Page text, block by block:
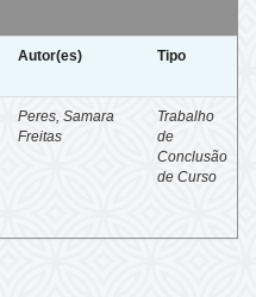
Autor(es) Tipo
Peres, Samara
Freitas
Trabalho
de
Conclusão
de Curso